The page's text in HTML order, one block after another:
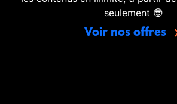
seulement 😎
Voir nos offres